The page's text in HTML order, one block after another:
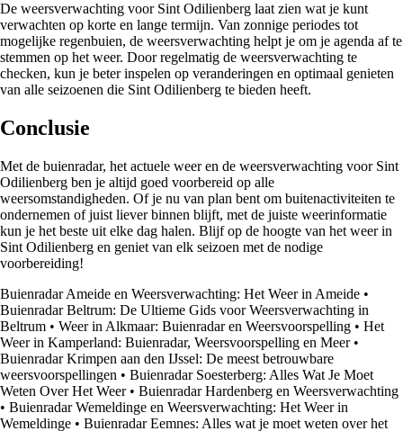
De weersverwachting voor Sint Odilienberg laat zien wat je kunt
verwachten op korte en lange termijn. Van zonnige periodes tot
mogelijke regenbuien, de weersverwachting helpt je om je agenda af te
stemmen op het weer. Door regelmatig de weersverwachting te
checken, kun je beter inspelen op veranderingen en optimaal genieten
van alle seizoenen die Sint Odilienberg te bieden heeft.
Conclusie
Met de buienradar, het actuele weer en de weersverwachting voor Sint
Odilienberg ben je altijd goed voorbereid op alle
weersomstandigheden. Of je nu van plan bent om buitenactiviteiten te
ondernemen of juist liever binnen blijft, met de juiste weerinformatie
kun je het beste uit elke dag halen. Blijf op de hoogte van het weer in
Sint Odilienberg en geniet van elk seizoen met de nodige
voorbereiding!
Buienradar Ameide en Weersverwachting: Het Weer in Ameide •
Buienradar Beltrum: De Ultieme Gids voor Weersverwachting in
Beltrum • Weer in Alkmaar: Buienradar en Weersvoorspelling • Het
Weer in Kamperland: Buienradar, Weersvoorspelling en Meer•
Buienradar Krimpen aan den IJssel: De meest betrouwbare
weersvoorspellingen • Buienradar Soesterberg: Alles Wat Je Moet
Weten Over Het Weer• Buienradar Hardenberg en Weersverwachting
• Buienradar Wemeldinge en Weersverwachting: Het Weer in
Wemeldinge • Buienradar Eemnes: Alles wat je moet weten over het